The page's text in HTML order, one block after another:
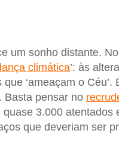
um sonho distante.
climática’: às
‘ameaçam o Céu’.
Basta pensar no
3.000 atentados
que deveriam ser